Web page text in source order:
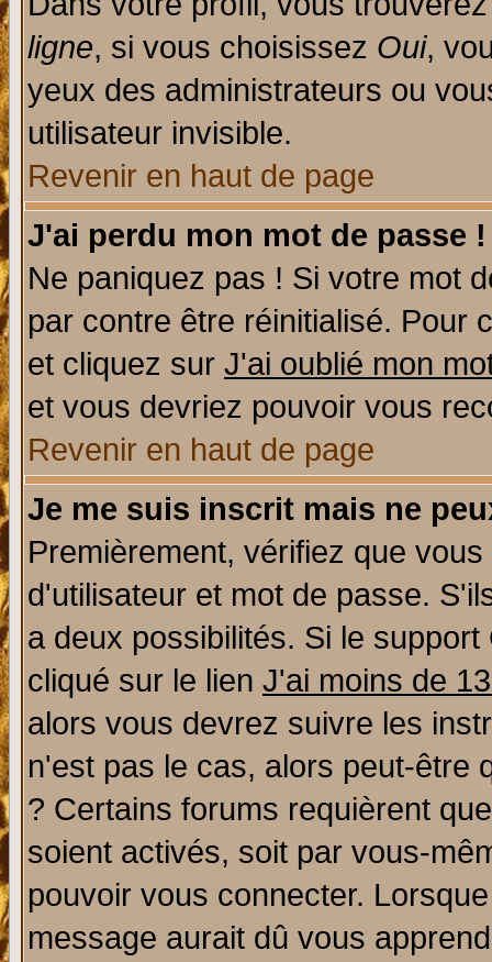
ligne, si vous choisissez Oui,
yeux des administrateurs ou
utilisateur invisible.
Revenir en haut de page
J'ai perdu mon mot de passe !
Ne paniquez pas ! Si votre mot
par contre être réinitialisé. Pour
et cliquez sur J'ai oublié mon
et vous devriez pouvoir vous
Revenir en haut de page
Je me suis inscrit mais ne
Premièrement, vérifiez que
d'utilisateur et mot de passe.
a deux possibilités. Si le
cliqué sur le lien J'ai moins de
alors vous devrez suivre les
n'est pas le cas, alors peut-être
? Certains forums requièrent
soient activés, soit par vous-
pouvoir vous connecter.
message aurait dû vous